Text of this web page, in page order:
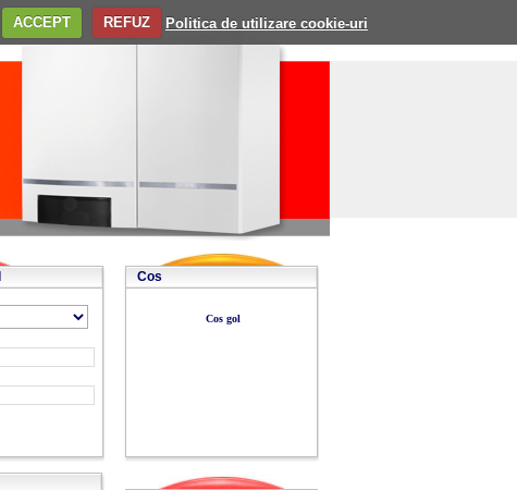
ACCEPT REFUZ Politica de utilizare cookie-uri
Cos
Cos gol